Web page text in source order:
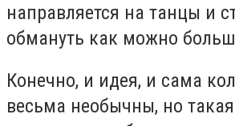
направляется на танцы и
обмануть как можно
Конечно, и идея, и сама
весьма необычны, но